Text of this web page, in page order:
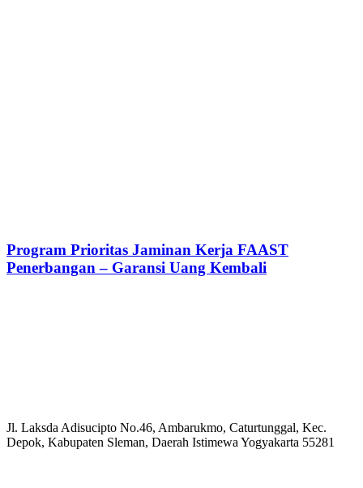
Program Prioritas Jaminan Kerja FAAST
Penerbangan – Garansi Uang Kembali
Jl. Laksda Adisucipto No.46, Ambarukmo, Caturtunggal, Kec.
Depok, Kabupaten Sleman, Daerah Istimewa Yogyakarta 55281